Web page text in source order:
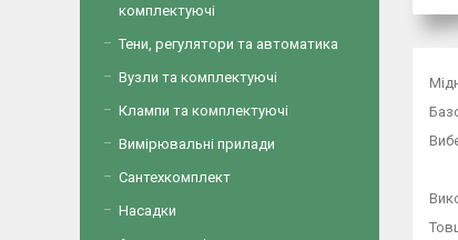
комплектуючі
Тени, регулятори та автоматика
Вузли та комплектуючі
Клампи та комплектуючі
Вимірювальні прилади
Сантехкомплект
Насадки